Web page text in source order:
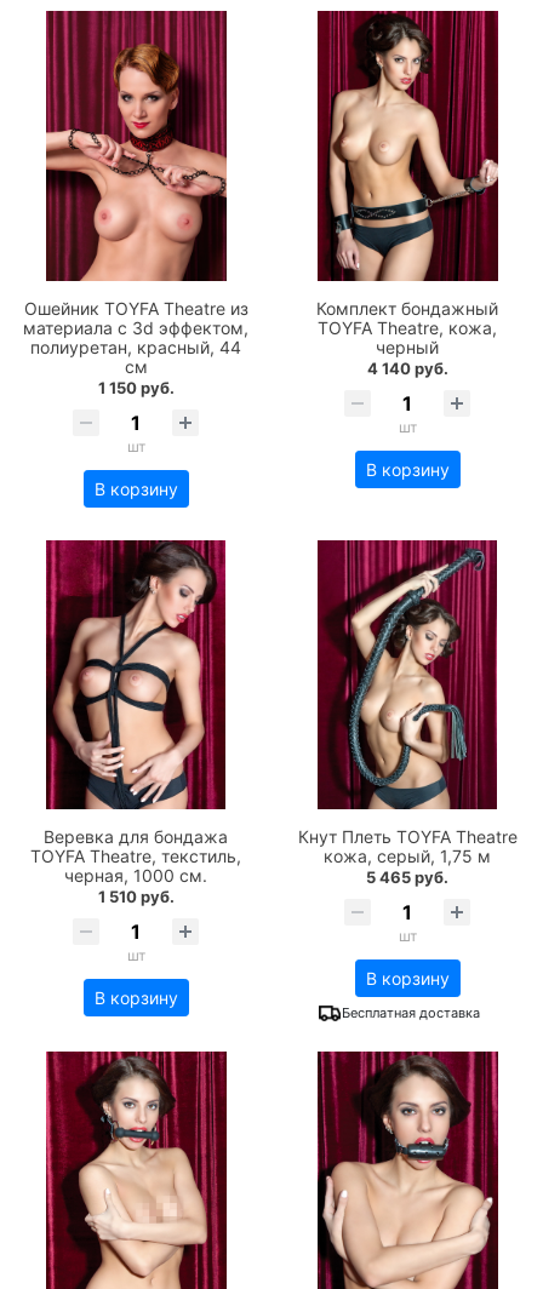
Ошейник TOYFA Theatre из
материала с 3d эффектом,
полиуретан, красный, 44
см
1 150 руб.
шт
В корзину
Комплект бондажный
TOYFA Theatre, кожа,
черный
4 140 руб.
шт
В корзину
Веревка для бондажа
TOYFA Theatre, текстиль,
черная, 1000 см.
1 510 руб.
шт
В корзину
Кнут Плеть TOYFA Theatre
кожа, cерый, 1,75 м
5 465 руб.
шт
В корзину
Бесплатная доставка